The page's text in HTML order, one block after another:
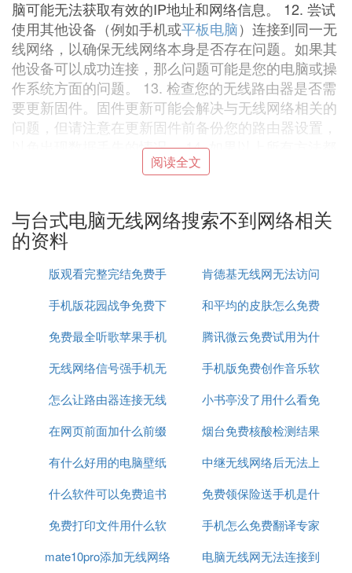
脑可能无法获取有效的IP地址和网络信息。 12. 尝试
使用其他设备（例如手机或平板电脑）连接到同一无
线网络，以确保无线网络本身是否存在问题。如果其
他设备可以成功连接，那么问题可能是您的电脑或操
作系统方面的问题。 13. 检查您的无线路由器是否需
要更新固件。固件更新可能会解决与无线网络相关的
问题，但请注意在更新固件前备份您的路由器设置，
以免出现数据丢失的情况。 14. 如果以上所有方法都
没有帮助您解决问题，您可以尝试将无线路由器连接
本身出了问题，您可以联系制造商的技术支持人员获
取更多帮助。15. 确认您的无线路由器是否正确设置
了无线安全密码。如果您的路由器使用了WPA或WP
A2加密保护，您需要在电脑上输入正确的密码才能连
接到无线网络。 16. 如果您的电脑上有其他无线网络
标网络的连接。 17. 检查电脑上的无线网络适配器是
否可用。您可以通过打开命令提示符或终端窗口，并
或Linux）来检查您的无线网卡是否正常工作。 18.
如果您使用的是USB无线网卡，请尝试将其插入到不
同的USB接口上，并确保它被正确识别和安装。 以
上方法都是常见的解决方案，您可以根据您的具体情
员寻求更进一步的帮助。
㈡ 电脑搜不到无线网络怎么回事
电脑搜不到无线网络的原因如下：
阅读全文
与台式电脑无线网络搜索不到网络相关
的资料
版观看完整完结免费手
机在线
肯德基无线网无法访问
网络
手机版花园战争免费下
载视频
和平均的皮肤怎么免费
领取
免费最全听歌苹果手机
app推荐
腾讯微云免费试用为什
么扣费
无线网络信号强手机无
法连接
手机版免费创作音乐软
件
怎么让路由器连接无线
网络连接
小书亭没了用什么看免
费书
在网页前面加什么前缀
才能免费看
烟台免费核酸检测结果
怎么查询
有什么好用的电脑壁纸
免费
中继无线网络后无法上
网
什么软件可以免费追书
免费领保险送手机是什
么啊
免费打印文件用什么软
件
手机怎么免费翻译专家
mate10pro添加无线网络
电脑无线网无法连接到